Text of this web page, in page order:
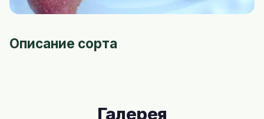
Описание сорта
Галерея